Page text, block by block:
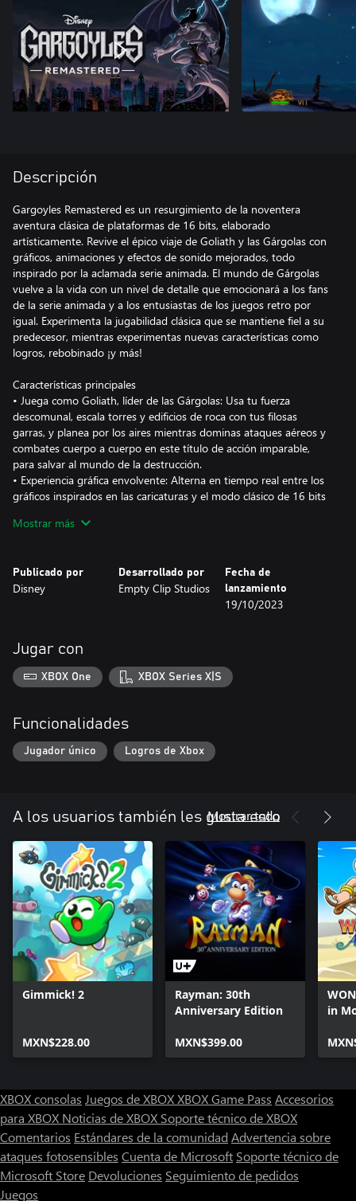
Descripción
Gargoyles Remastered es un resurgimiento de la noventera
aventura clásica de plataformas de 16 bits, elaborado
artísticamente. Revive el épico viaje de Goliath y las Gárgolas con
gráficos, animaciones y efectos de sonido mejorados, todo
inspirado por la aclamada serie animada. El mundo de Gárgolas
vuelve a la vida con un nivel de detalle que emocionará a los fans
de la serie animada y a los entusiastas de los juegos retro por
igual. Experimenta la jugabilidad clásica que se mantiene fiel a su
predecesor, mientras experimentas nuevas características como
logros, rebobinado ¡y más!
Características principales
• Juega como Goliath, líder de las Gárgolas: Usa tu fuerza
descomunal, escala torres y edificios de roca con tus filosas
garras, y planea por los aires mientras dominas ataques aéreos y
combates cuerpo a cuerpo en este título de acción imparable,
para salvar al mundo de la destrucción.
• Experiencia gráfica envolvente: Alterna en tiempo real entre los
gráficos inspirados en las caricaturas y el modo clásico de 16 bits
• Experiencia auténtica de Gárgolas: Revive la historia de Goliath
animada de Gárgolas.
• ¡Personaliza tu jugabilidad: domina el juego clásico con
funciones modernas, incluyendo el rebobinado instantáneo,
• Banda sonora remasterizada: Experimenta la banda sonora
original, remasterizada y mejorada para una aventura más
envolvente.
Mostrar más
Publicado por
Disney
Desarrollado por
Empty Clip Studios
Fecha de
lanzamiento
19/10/2023
Jugar con
XBOX One XBOX Series X|S
Funcionalidades
Jugador único Logros de Xbox
A los usuarios también les gusta esto
Mostrar todo
Gimmick! 2
MXN$228.00
Rayman: 30th
Anniversary Edition
MXN$399.00
in
XBOX consolas Juegos de XBOXXBOX Game Pass Accesorios
para XBOX Noticias de XBOX Soporte técnico de XBOX
Comentarios Estándares de la comunidad Advertencia sobre
ataques fotosensibles Cuenta de Microsoft Soporte técnico de
Microsoft Store Devoluciones Seguimiento de pedidos
Juegos